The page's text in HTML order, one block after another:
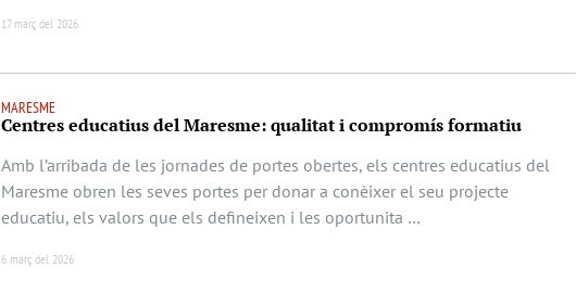
17 març del 2026
MARESME
Centres educatius del Maresme: qualitat i compromís formatiu
Amb l’arribada de les jornades de portes obertes, els centres educatius del
Maresme obren les seves portes per donar a conèixer el seu projecte
educatiu, els valors que els defineixen i les oportunita …
6 març del 2026